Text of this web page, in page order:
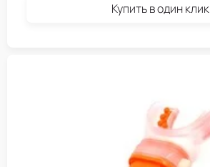
Купить в один клик